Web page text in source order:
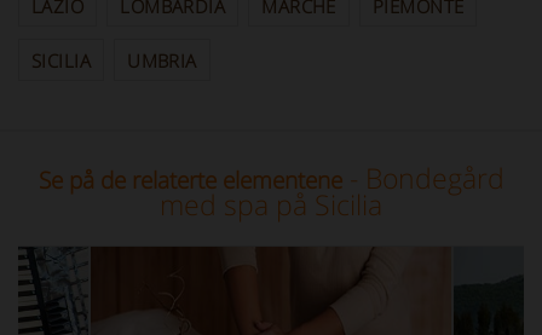
LAZIO LOMBARDIA MARCHE PIEMONTE
SICILIA UMBRIA
Se på de relaterte elementene- Bondegård
med spa på Sicilia